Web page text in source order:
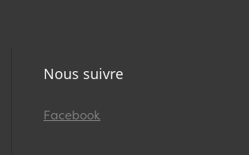
Nous suivre
Facebook